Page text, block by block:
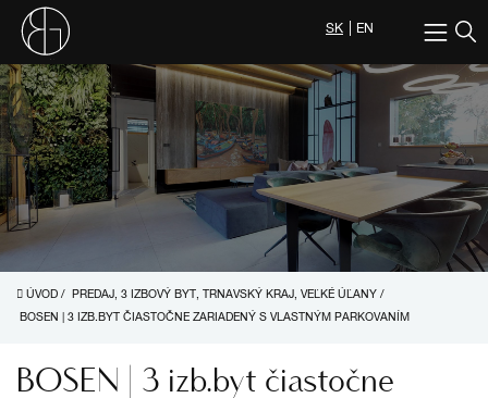
SK EN
ÚVOD / PREDAJ, 3 IZBOVÝ BYT, TRNAVSKÝ KRAJ, VEĽKÉ ÚĽANY /
BOSEN | 3 IZB.BYT ČIASTOČNE ZARIADENÝ S VLASTNÝM PARKOVANÍM
BOSEN | 3 izb.byt čiastočne